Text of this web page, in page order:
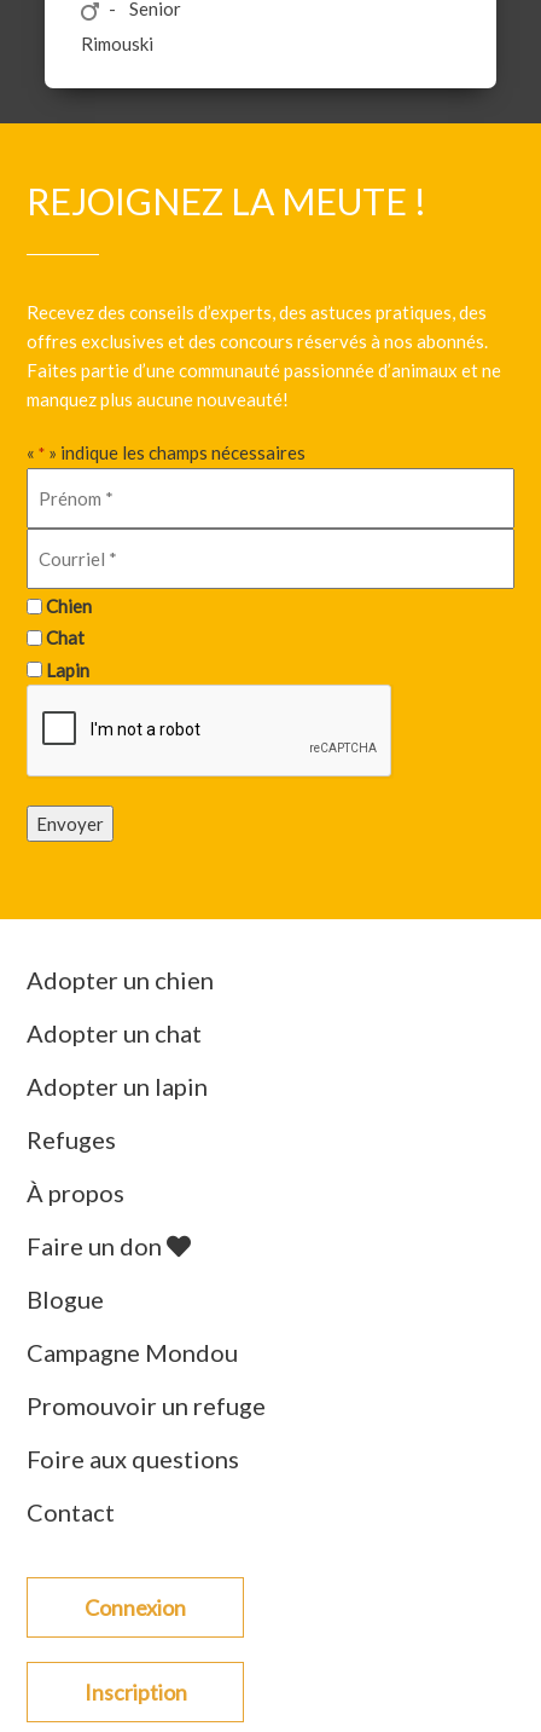
Senior
Rimouski
REJOIGNEZ LA MEUTE !
Recevez des conseils d’experts, des astuces pratiques, des
offres exclusives et des concours réservés à nos abonnés.
Faites partie d’une communauté passionnée d’animaux et ne
manquez plus aucune nouveauté!
«* » indique les champs nécessaires
Chien
Chat
Lapin
Envoyer
Adopter un chien
Adopter un chat
Adopter un lapin
Refuges
À propos
Faire un don
Blogue
Campagne Mondou
Promouvoir un refuge
Foire aux questions
Contact
Connexion
Inscription